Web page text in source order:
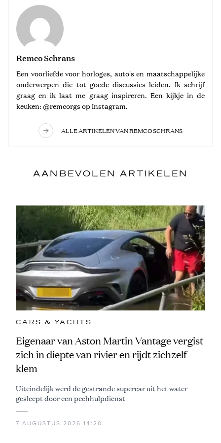
Remco Schrans
Een voorliefde voor horloges, auto's en maatschappelijke
onderwerpen die tot goede discussies leiden. Ik schrijf
graag en ik laat me graag inspireren. Een kijkje in de
keuken: @remcorgs op Instagram.
ALLE ARTIKELEN VAN REMCO SCHRANS
AANBEVOLEN ARTIKELEN
CARS & YACHTS
Eigenaar van Aston Martin Vantage vergist
zich in diepte van rivier en rijdt zichzelf
klem
Uiteindelijk werd de gestrande supercar uit het water
gesleept door een pechhulpdienst
7 AUGUSTUS 2026 14:20